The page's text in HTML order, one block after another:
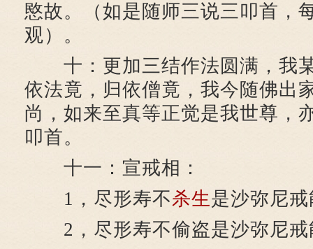
愍故。（如是随师三说三叩首，
观）。
十：更加三结作法圆满，我
依法竟，归依僧竟，我今随佛出
尚，如来至真等正觉是我世尊，
叩首。
十一：宣戒相：
1，尽形寿不杀生是沙弥尼
2，尽形寿不偷盗是沙弥尼戒